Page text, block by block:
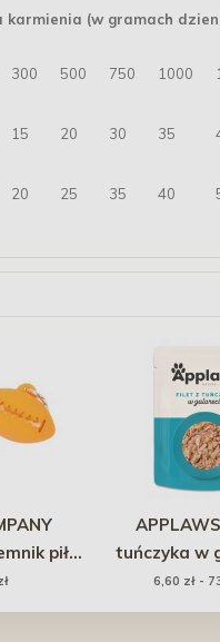
karmienia (w gramach
300 500 750 1000
15 20 30 35
20 25 35 40
piłka
na
+ 15
tuńczyka w
6,60 zł -